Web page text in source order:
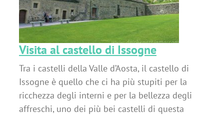
Visita al castello di Issogne
Tra i castelli della Valle d’Aosta, il castello di
Issogne è quello che ci ha più stupiti per la
ricchezza degli interni e per la bellezza degli
affreschi, uno dei più bei castelli di questa